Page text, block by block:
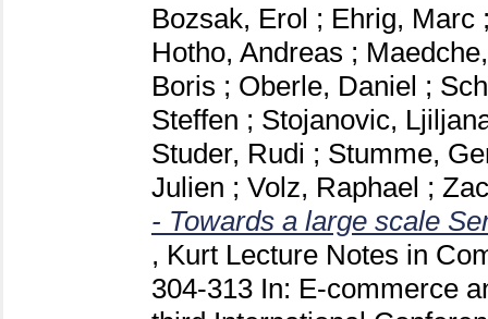
Bozsak, Erol ; Ehrig, Marc
Hotho, Andreas ;
Boris ; Oberle, Daniel ;
Steffen ; Stojanovic,
Studer, Rudi ; Stumme,
Julien ; Volz, Raphael ;
- Towards a large scale
, Kurt Lecture Notes in
304-313 In: E-commerce